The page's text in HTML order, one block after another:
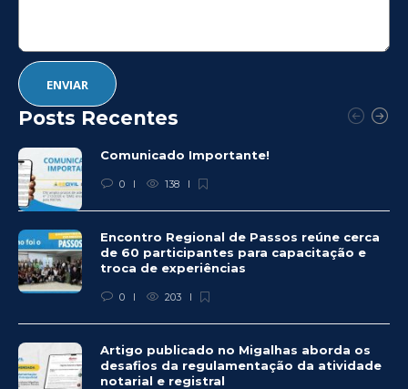
Posts Recentes
Comunicado Importante!
0 138
Encontro Regional de Passos reúne cerca
de 60 participantes para capacitação e
troca de experiências
0 203
Artigo publicado no Migalhas aborda os
desafios da regulamentação da atividade
notarial e registral